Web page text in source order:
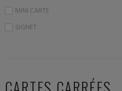
MINI CARTE
SIGNET